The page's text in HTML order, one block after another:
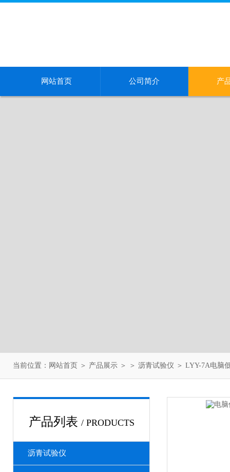
网站首页 公司简介 产
当前位置： 网站首页 ＞ 产品展示 ＞ ＞ 沥青试验仪 ＞ LYY-7A电脑
产品列表 / PRODUCTS
沥青试验仪